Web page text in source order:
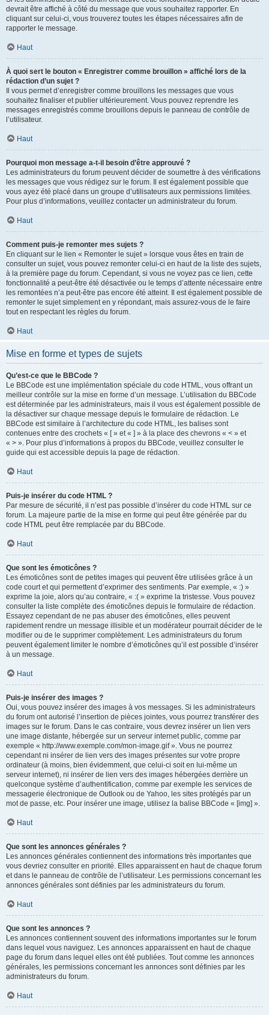
devrait être affiché à côté du message que vous souhaitez rapporter. En
cliquant sur celui-ci, vous trouverez toutes les étapes nécessaires afin de
rapporter le message.
Haut
À quoi sert le bouton « Enregistrer comme brouillon » affiché lors de la
rédaction d’un sujet ?
Il vous permet d’enregistrer comme brouillons les messages que vous
souhaitez finaliser et publier ultérieurement. Vous pouvez reprendre les
messages enregistrés comme brouillons depuis le panneau de contrôle de
l’utilisateur.
Haut
Pourquoi mon message a-t-il besoin d’être approuvé ?
Les administrateurs du forum peuvent décider de soumettre à des vérifications
les messages que vous rédigez sur le forum. Il est également possible que
vous ayez été placé dans un groupe d’utilisateurs aux permissions limitées.
Pour plus d’informations, veuillez contacter un administrateur du forum.
Haut
Comment puis-je remonter mes sujets ?
En cliquant sur le lien « Remonter le sujet » lorsque vous êtes en train de
consulter un sujet, vous pouvez remonter celui-ci en haut de la liste des sujets,
à la première page du forum. Cependant, si vous ne voyez pas ce lien, cette
fonctionnalité a peut-être été désactivée ou le temps d’attente nécessaire entre
les remontées n’a peut-être pas encore été atteint. Il est également possible de
remonter le sujet simplement en y répondant, mais assurez-vous de le faire
tout en respectant les règles du forum.
Haut
Mise en forme et types de sujets
Qu’est-ce que le BBCode ?
Le BBCode est une implémentation spéciale du code HTML, vous offrant un
meilleur contrôle sur la mise en forme d’un message. L’utilisation du BBCode
est déterminée par les administrateurs, mais il vous est également possible de
la désactiver sur chaque message depuis le formulaire de rédaction. Le
BBCode est similaire à l’architecture du code HTML, les balises sont
contenues entre des crochets « [ » et « ] » à la place des chevrons « < » et
« > ». Pour plus d’informations à propos du BBCode, veuillez consulter le
guide qui est accessible depuis la page de rédaction.
Haut
Puis-je insérer du code HTML ?
Par mesure de sécurité, il n’est pas possible d’insérer du code HTML sur ce
forum. La majeure partie de la mise en forme qui peut être générée par du
code HTML peut être remplacée par du BBCode.
Haut
Que sont les émoticônes ?
Les émoticônes sont de petites images qui peuvent être utilisées grâce à un
code court et qui permettent d’exprimer des sentiments. Par exemple, « :) »
exprime la joie, alors qu’au contraire, « :( » exprime la tristesse. Vous pouvez
consulter la liste complète des émoticônes depuis le formulaire de rédaction.
Essayez cependant de ne pas abuser des émoticônes, elles peuvent
rapidement rendre un message illisible et un modérateur pourrait décider de le
modifier ou de le supprimer complètement. Les administrateurs du forum
peuvent également limiter le nombre d’émoticônes qu’il est possible d’insérer
à un message.
Haut
Puis-je insérer des images ?
Oui, vous pouvez insérer des images à vos messages. Si les administrateurs
du forum ont autorisé l’insertion de pièces jointes, vous pourrez transférer des
images sur le forum. Dans le cas contraire, vous devrez insérer un lien vers
une image distante, hébergée sur un serveur internet public, comme par
exemple « http://www.exemple.com/mon-image.gif ». Vous ne pourrez
cependant ni insérer de lien vers des images présentes sur votre propre
ordinateur (à moins, bien évidemment, que celui-ci soit en lui-même un
serveur internet), ni insérer de lien vers des images hébergées derrière un
quelconque système d’authentification, comme par exemple les services de
messagerie électronique de Outlook ou de Yahoo, les sites protégés par un
mot de passe, etc. Pour insérer une image, utilisez la balise BBCode « [img] ».
Haut
Que sont les annonces générales ?
Les annonces générales contiennent des informations très importantes que
vous devriez consulter en priorité. Elles apparaissent en haut de chaque forum
et dans le panneau de contrôle de l’utilisateur. Les permissions concernant les
annonces générales sont définies par les administrateurs du forum.
Haut
Que sont les annonces ?
Les annonces contiennent souvent des informations importantes sur le forum
dans lequel vous naviguez. Les annonces apparaissent en haut de chaque
page du forum dans lequel elles ont été publiées. Tout comme les annonces
générales, les permissions concernant les annonces sont définies par les
administrateurs du forum.
Haut